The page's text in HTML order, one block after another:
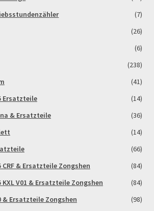
Generales
& -formular
(7)
(26)
(6)
(238)
(41)
Ersatzteile
(14)
& Ersatzteile
(36)
(14)
(66)
CRF & Ersatzteile Zongshen
(84)
KXL V01 & Ersatzteile Zongshen
(84)
& Ersatzteile Zongshen
(98)